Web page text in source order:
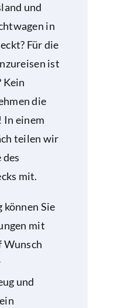
und
in
Für die
ist
Kein
die
In einem
teilen wir
des
mit.
können Sie
mit
Wunsch
und